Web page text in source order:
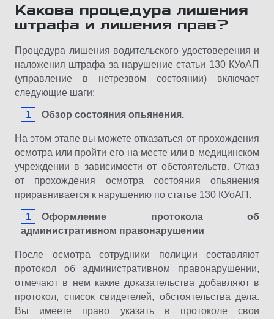
Какова процедура лишения
штрафа и лишения прав?
Процедура лишения водительского удостоверения и
наложения штрафа за нарушение статьи 130 КУоАП
(управление в нетрезвом состоянии) включает
следующие шаги:
Обзор состояния опьянения.
На этом этапе вы можете отказаться от прохождения
осмотра или пройти его на месте или в медицинском
учреждении в зависимости от обстоятельств. Отказ
от прохождения осмотра состояния опьянения
приравнивается к нарушению по статье 130 КУоАП.
Оформление протокола об
административном правонарушении
После осмотра сотрудники полиции составляют
протокол об административном правонарушении,
отмечают в нем какие доказательства добавляют в
протокол, список свидетелей, обстоятельства дела.
Вы имеете право указать в протоколе свои